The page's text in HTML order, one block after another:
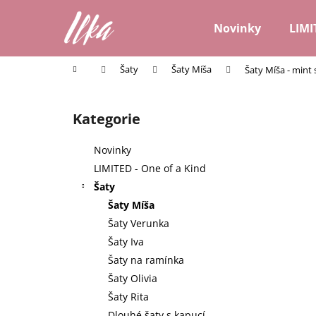
Novinky
Domů Šaty Šaty Míša Šaty Míša -
Přeskočit
kategorie
Kategorie
Novinky
LIMITED - One of a Kind
Šaty
Šaty Míša
Šaty Verunka
Šaty Iva
Šaty na ramínka
Šaty Olivia
Šaty Rita
í
Zpět
do
Zpět
do